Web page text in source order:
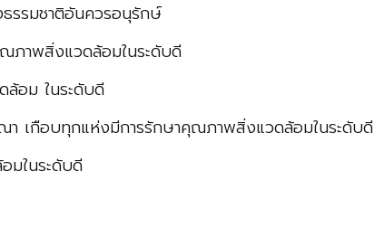
รรมชาติอันควรอนุรักษ์
ภาพสิ่งแวดล้อมในระดับดี
ล้อม ในระดับดี
เกือบทุกแห่งมีการรักษาคุณภาพสิ่งแวดล้อมในระดับดี
มในระดับดี